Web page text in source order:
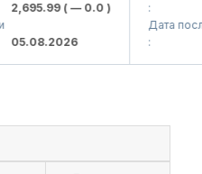
( — 0.0 )
Дата